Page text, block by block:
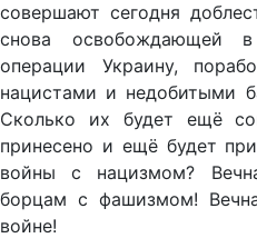
совершают сегодня
снова освобождающей
операции Украину,
нацистами и недобитыми
Сколько их будет ещё
принесено и ещё будет
войны с нацизмом?
борцам с фашизмом!
войне!